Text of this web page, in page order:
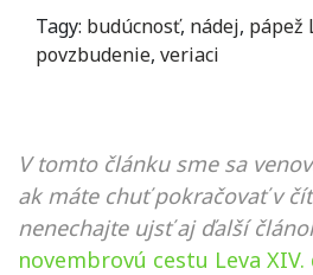
Tagy: budúcnosť, nádej, pápež
povzbudenie, veriaci
V tomto článku sme sa
ak máte chuť pokračovať v
nenechajte ujsť aj ďalší
novembrovú cestu Leva